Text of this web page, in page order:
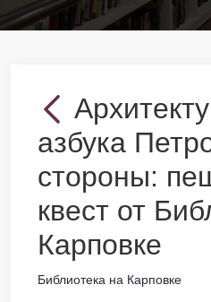
азбука
стороны:
квест от
Карповке
Библиотека на Карповке